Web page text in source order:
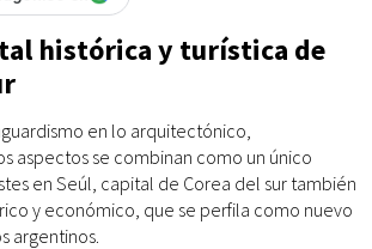
histórica y turística de
en lo arquitectónico,
aspectos se combinan como un único
en Seúl, capital de Corea del sur también
y económico, que se perfila como nuevo
argentinos.